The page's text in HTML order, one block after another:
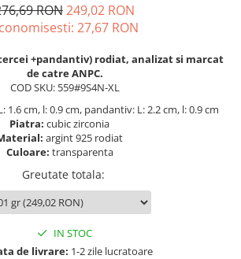
RON249,02 RON
27,67 RON
+pandantiv) rodiat, analizat si marcat
de catre ANPC.
COD SKU: 559#9S4N-XL
1.6 cm, l: 0.9 cm, pandantiv: L: 2.2 cm, l: 0.9 cm
Piatra: cubic zirconia
argint 925 rodiat
Culoare: transparenta
Greutate totala:
IN STOC
de livrare: 1-2 zile lucratoare